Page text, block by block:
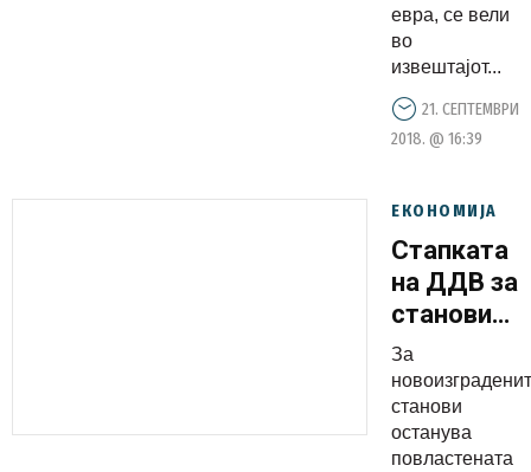
надгради
и ажурира
евра, се вели
во
извештајот...
21. СЕПТЕМВРИ
2018. @ 16:39
ЕКОНОМИЈА
Стапката
на ДДВ за
станови
останува
пет
проценти
За
станови
останува
повластената